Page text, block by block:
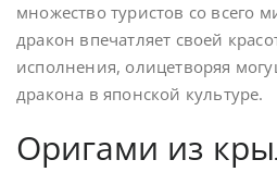
множество туристов со всего
дракон впечатляет своей
исполнения, олицетворяя
дракона в японской культуре.
Оригами из